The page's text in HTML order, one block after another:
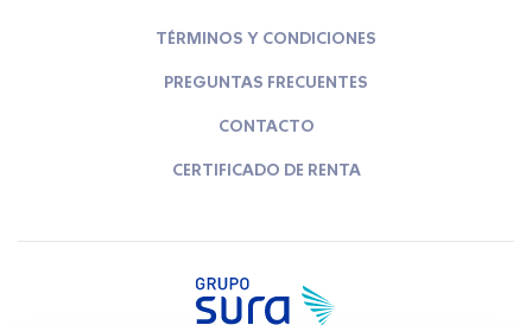
TÉRMINOS Y CONDICIONES
PREGUNTAS FRECUENTES
CONTACTO
CERTIFICADO DE RENTA